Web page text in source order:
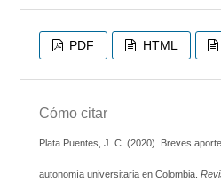
PDF HTML
Cómo citar
Plata Puentes, J. C. (2020). Breves
autonomía universitaria en Colombia.